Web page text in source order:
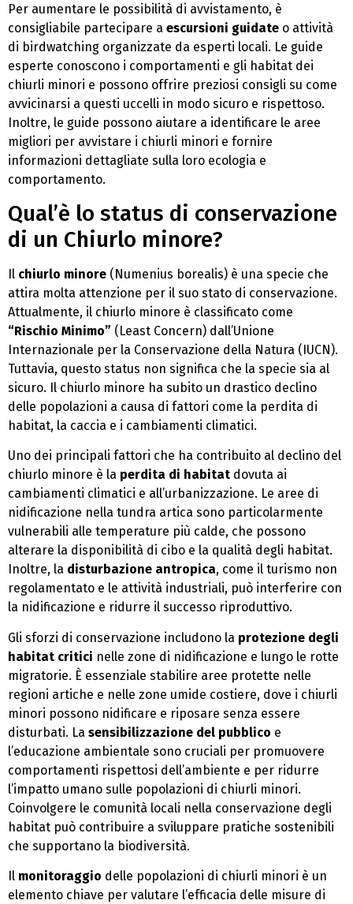
Per aumentare le possibilità di avvistamento, è
consigliabile partecipare a escursioni guidate o attività
di birdwatching organizzate da esperti locali. Le guide
esperte conoscono i comportamenti e gli habitat dei
chiurli minori e possono offrire preziosi consigli su come
avvicinarsi a questi uccelli in modo sicuro e rispettoso.
Inoltre, le guide possono aiutare a identificare le aree
migliori per avvistare i chiurli minori e fornire
informazioni dettagliate sulla loro ecologia e
comportamento.
Qual’è lo status di conservazione
di un Chiurlo minore?
Il chiurlo minore (Numenius borealis) è una specie che
attira molta attenzione per il suo stato di conservazione.
Attualmente, il chiurlo minore è classificato come
“Rischio Minimo” (Least Concern) dall’Unione
Internazionale per la Conservazione della Natura (IUCN).
Tuttavia, questo status non significa che la specie sia al
sicuro. Il chiurlo minore ha subito un drastico declino
delle popolazioni a causa di fattori come la perdita di
habitat, la caccia e i cambiamenti climatici.
Uno dei principali fattori che ha contribuito al declino del
chiurlo minore è la perdita di habitat dovuta ai
cambiamenti climatici e all’urbanizzazione. Le aree di
nidificazione nella tundra artica sono particolarmente
vulnerabili alle temperature più calde, che possono
alterare la disponibilità di cibo e la qualità degli habitat.
Inoltre, la disturbazione antropica, come il turismo non
regolamentato e le attività industriali, può interferire con
la nidificazione e ridurre il successo riproduttivo.
Gli sforzi di conservazione includono la protezione degli
habitat critici nelle zone di nidificazione e lungo le rotte
migratorie. È essenziale stabilire aree protette nelle
regioni artiche e nelle zone umide costiere, dove i chiurli
minori possono nidificare e riposare senza essere
disturbati. La sensibilizzazione del pubblico e
l’educazione ambientale sono cruciali per promuovere
comportamenti rispettosi dell’ambiente e per ridurre
l’impatto umano sulle popolazioni di chiurli minori.
Coinvolgere le comunità locali nella conservazione degli
habitat può contribuire a sviluppare pratiche sostenibili
che supportano la biodiversità.
Il monitoraggio delle popolazioni di chiurli minori è un
elemento chiave per valutare l’efficacia delle misure di